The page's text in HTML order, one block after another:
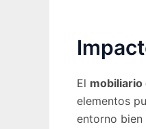
El mobiliario
elementos
entorno bien